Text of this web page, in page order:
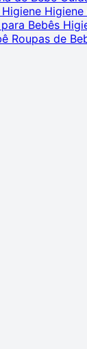
Higiene
Bebês
Roupas de